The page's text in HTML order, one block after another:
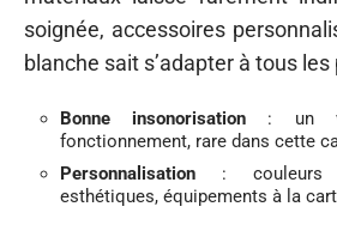
soignée, accessoires
blanche sait s’adapter à tous les
Bonne insonorisation : un
fonctionnement, rare dans cette
Personnalisation : couleurs
esthétiques, équipements à la